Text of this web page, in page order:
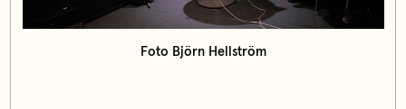
Foto Björn Hellström